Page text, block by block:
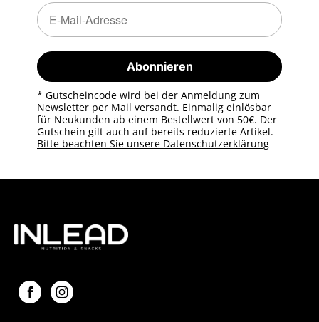
Newsletter Abonnieren
Newsletter Abonnieren
Abonnieren
* Gutscheincode wird bei der Anmeldung zum
Newsletter per Mail versandt. Einmalig einlösbar
für Neukunden ab einem Bestellwert von 50€. Der
Gutschein gilt auch auf bereits reduzierte Artikel.
Bitte beachten Sie unsere Datenschutzerklärung